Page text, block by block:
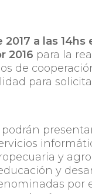
2017 a las
2016 para la
de
para
podrán
y
y
por